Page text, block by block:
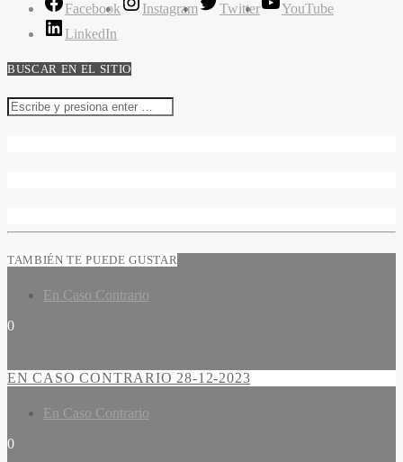
Facebook Instagram Twitter
YouTube
LinkedIn
BUSCAR EN EL SITIO
TAMBIÉN TE PUEDE GUSTAR
En Caso Contrario
0
EN CASO CONTRARIO 28-12-2023
En Caso Contrario
0